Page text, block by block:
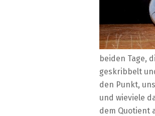
beiden Tage,
geskribbelt
den Punkt,
und wieviele
dem Quotient